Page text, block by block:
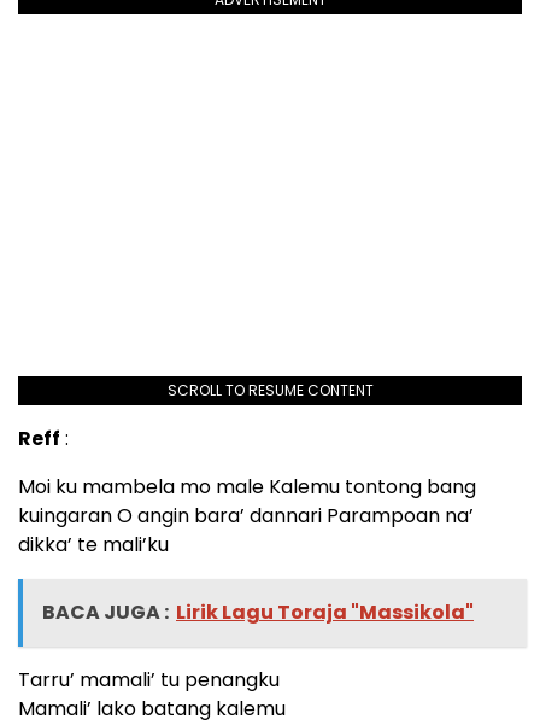
SCROLL TO RESUME CONTENT
Reff :
Moi ku mambela mo male Kalemu tontong bang
kuingaran O angin bara’ dannari Parampoan na’
dikka’ te mali’ku
BACA JUGA : Lirik Lagu Toraja "Massikola"
Tarru’ mamali’ tu penangku
Mamali’ lako batang kalemu